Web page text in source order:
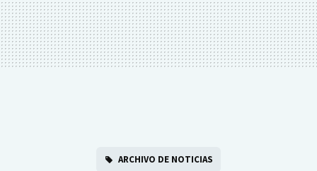
ARCHIVO DE NOTICIAS